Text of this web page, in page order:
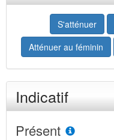
S'atténuer
Atténuer au féminin
Indicatif
Présent